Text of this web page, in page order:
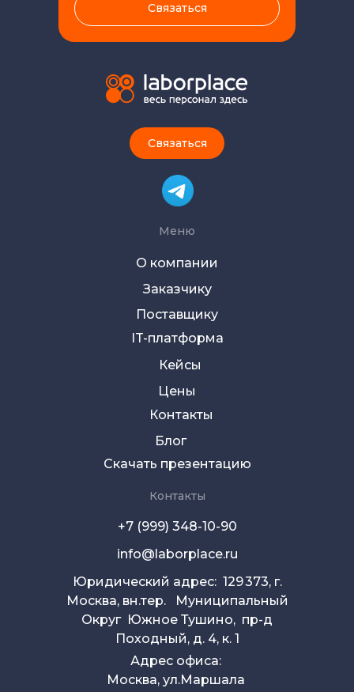
Связаться
Меню
О компании
Заказчику
Поставщику
Кейсы
Цены
Контакты
Блог
Связаться
Контакты
+7 (999) 348-10-90
info@laborplace.ru
Юридический адрес: 129 373, г.
Москва, вн.тер. Муниципальный
Округ Южное Тушино, пр-д
Походный, д. 4, к. 1
Адрес офиса:
Москва, ул.Маршала
Скачать презентацию
IT-платформа